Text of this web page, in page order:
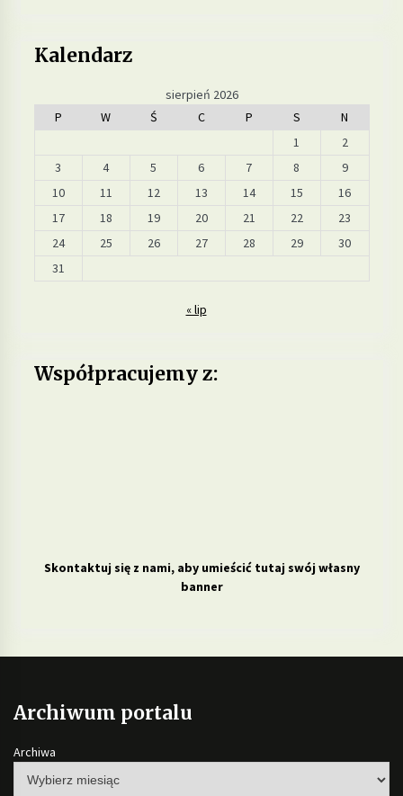
Kalendarz
sierpień 2026
P
W Ś C P S
N
1
2
3
4 5 6 7 8
9
10
11 12 13 14 15
16
17
18 19 20 21 22
23
24
25 26 27 28 29
30
31
« lip
Współpracujemy z:
Skontaktuj się z nami, aby umieścić tutaj swój własny
banner
Archiwum portalu
Archiwa